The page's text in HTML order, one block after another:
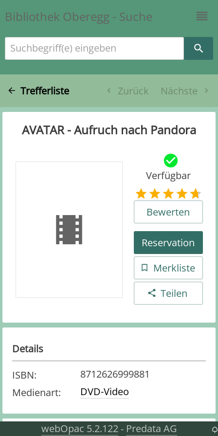
Bibliothek Oberegg - Suche
Suchbegriff(e) eingeben
Trefferliste Zurück Nächste
AVATAR - Aufruch nach Pandora
Verfügbar
Bewerten
Reservation
Merkliste
Teilen
Details
ISBN:
8712626999881
Medienart: DVD-Video
webOpac 5.2.122- Predata AG